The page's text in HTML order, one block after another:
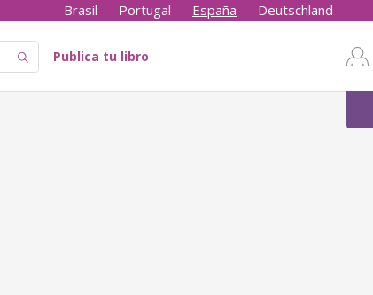
Brasil Portugal España Deutschland -
Publica tu libro